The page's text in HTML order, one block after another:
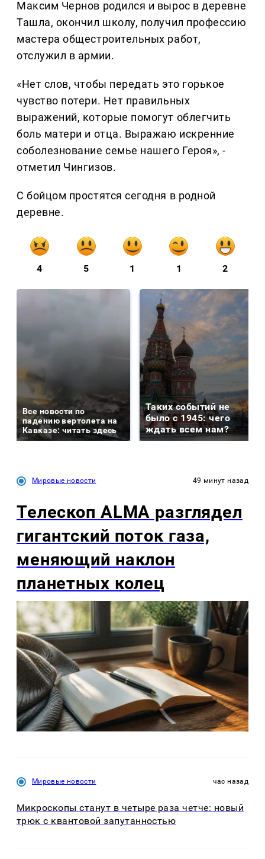
Максим Чернов родился и вырос в деревне
Ташла, окончил школу, получил профессию
мастера общестроительных работ,
отслужил в армии.
«Нет слов, чтобы передать это горькое
чувство потери. Нет правильных
выражений, которые помогут облегчить
боль матери и отца. Выражаю искренние
соболезнование семье нашего Героя», -
отметил Чингизов.
С бойцом простятся сегодня в родной
деревне.
4 5 1 1 2
Все новости по
падению вертолета на
Кавказе: читать здесь
Таких событий не
было с 1945: чего
ждать всем нам?
Мировые новости 49 минут назад
Телескоп ALMA разглядел
гигантский поток газа,
меняющий наклон
планетных колец
Мировые новости час назад
Микроскопы станут в четыре раза четче: новый
трюк с квантовой запутанностью